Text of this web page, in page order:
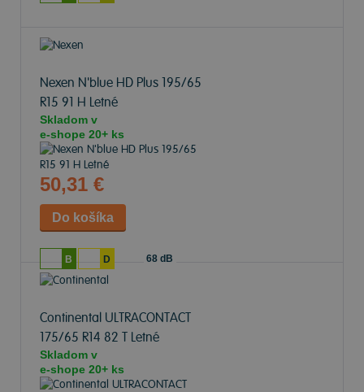
Nexen N'blue HD Plus 195/65
R15 91 H Letné
Skladom v
e-shope 20+ ks
50,31 €
B D 68 dB
Continental ULTRACONTACT
175/65 R14 82 T Letné
Skladom v
e-shope 20+ ks